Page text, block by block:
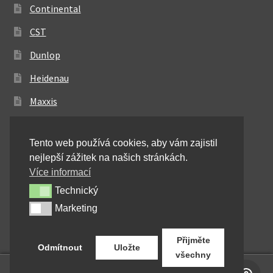
Continental
CST
Dunlop
Heidenau
Maxxis
Michelin
Mitas
Pirelli
Shinko
Tento web používá cookies, aby vám zajistil
nejlepší zážitek na našich stránkách.
Více informací
TechnickýTechnický
MarketingMarketing
Odmítnout Uložte
Přijměte
všechny